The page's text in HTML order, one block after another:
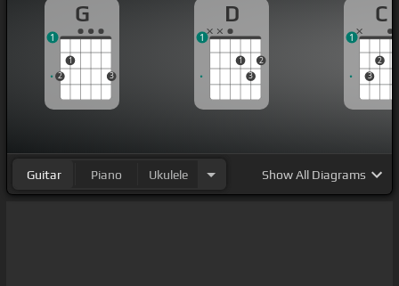
G
2
1
3
1
D
1
3
2
1
C
3
2
1
Guitar Piano Ukulele ShowAll Diagrams